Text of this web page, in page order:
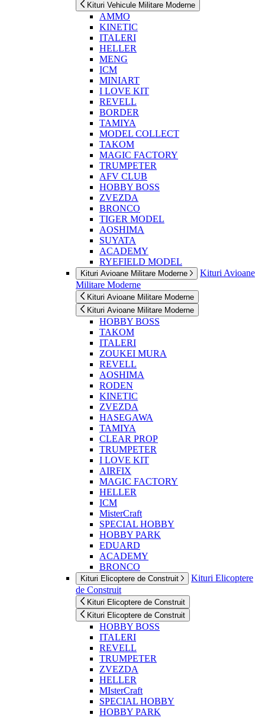
Kituri Vehicule Militare Moderne
AMMO
KINETIC
ITALERI
HELLER
MENG
ICM
MINIART
I LOVE KIT
REVELL
BORDER
TAMIYA
MODEL COLLECT
TAKOM
MAGIC FACTORY
TRUMPETER
AFV CLUB
HOBBY BOSS
ZVEZDA
BRONCO
TIGER MODEL
AOSHIMA
SUYATA
ACADEMY
RYEFIELD MODEL
Kituri Avioane Militare Moderne
Kituri Avioane
Militare Moderne
Kituri Avioane Militare Moderne
Kituri Avioane Militare Moderne
HOBBY BOSS
TAKOM
ITALERI
ZOUKEI MURA
REVELL
AOSHIMA
RODEN
KINETIC
ZVEZDA
HASEGAWA
TAMIYA
CLEAR PROP
TRUMPETER
I LOVE KIT
AIRFIX
MAGIC FACTORY
HELLER
ICM
MisterCraft
SPECIAL HOBBY
HOBBY PARK
EDUARD
ACADEMY
BRONCO
Kituri Elicoptere de Construit
Kituri Elicoptere
de Construit
Kituri Elicoptere de Construit
Kituri Elicoptere de Construit
HOBBY BOSS
ITALERI
REVELL
TRUMPETER
ZVEZDA
HELLER
MIsterCraft
SPECIAL HOBBY
HOBBY PARK